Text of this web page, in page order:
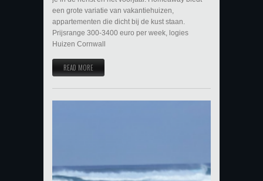
een grote variatie van vakantiehuizen,
appartementen die dicht bij de kust staan.
Prijsrange 300-3400 euro per week, logies
Huizen Cornwall
READ MORE